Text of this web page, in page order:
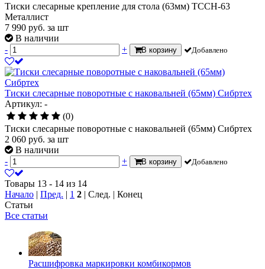
Тиски слесарные крепление для стола (63мм) ТССН-63
Металлист
7 990 руб. за шт
В наличии
-
+ В корзину Добавлено
Тиски слесарные поворотные с наковальней (65мм) Сибртех
Артикул: -
(0)
Тиски слесарные поворотные с наковальней (65мм) Сибртех
2 060 руб. за шт
В наличии
-
+ В корзину Добавлено
Товары 13 - 14 из 14
Начало | Пред. | 1 2 | След. | Конец
Статьи
Все статьи
Расшифровка маркировки комбикормов